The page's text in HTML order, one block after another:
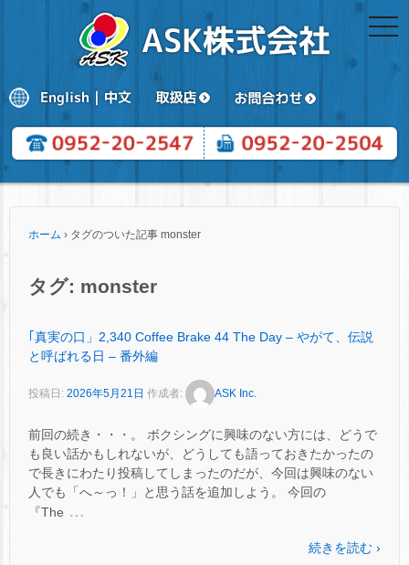
ホーム › タグのついた記事 monster
タグ: monster
｢真実の口」2,340 Coffee Brake 44 The Day – やがて、伝説
と呼ばれる日 – 番外編
投稿日: 2026年5月21日 作成者: ASK Inc.
前回の続き・・・。 ボクシングに興味のない方には、どうで
も良い話かもしれないが、どうしても語っておきたかったの
で長きにわたり投稿してしまったのだが、今回は興味のない
人でも「へ～っ！」と思う話を追加しよう。 今回の
『The …
続きを読む ›